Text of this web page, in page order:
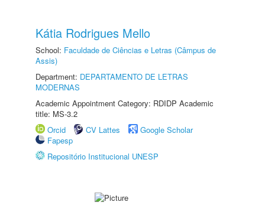
Kátia Rodrigues Mello
School: Faculdade de Ciências e Letras (Câmpus de
Assis)
Department: DEPARTAMENTO DE LETRAS
MODERNAS
Academic Appointment Category: RDIDP Academic
title: MS-3.2
Orcid
CV Lattes
Google Scholar
Fapesp
Repositório Institucional UNESP